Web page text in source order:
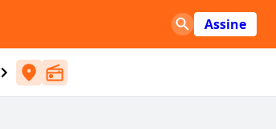
Assine
Entretenimento